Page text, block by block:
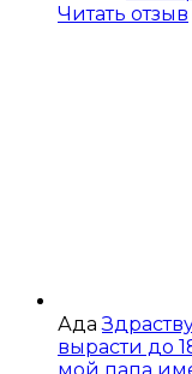
Читать отзыв
Ада
вырасти до
мой папа